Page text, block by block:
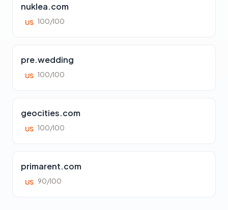
nuklea.com
US 100/100
pre.wedding
US 100/100
geocities.com
US 100/100
primarent.com
US 90/100